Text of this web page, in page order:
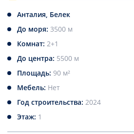
Анталия, Белек
До моря: 3500 м
Комнат: 2+1
До центра: 5500 м
Площадь: 90 м²
Мебель: Нет
Год строительства: 2024
Этаж: 1